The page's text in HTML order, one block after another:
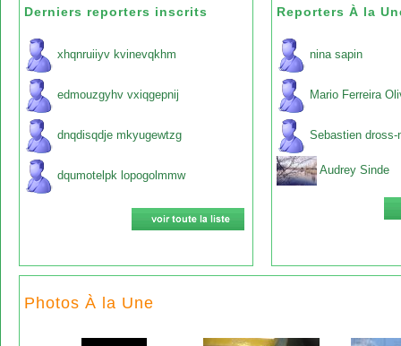
Derniers reporters inscrits
xhqnruiiyv kvinevqkhm
edmouzgyhv vxiqgepnij
dnqdisqdje mkyugewtzg
dqumotelpk lopogolmmw
Reporters À la
nina sapin
Mario Ferreira
Sebastien dross-
Audrey Sinde
Photos À la Une